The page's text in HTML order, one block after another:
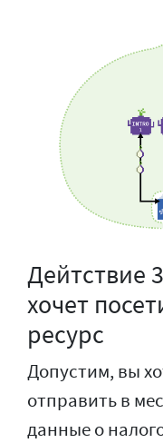
Дейтствие
хочет
ресурс
Допустим, вы
отправить в
данные о